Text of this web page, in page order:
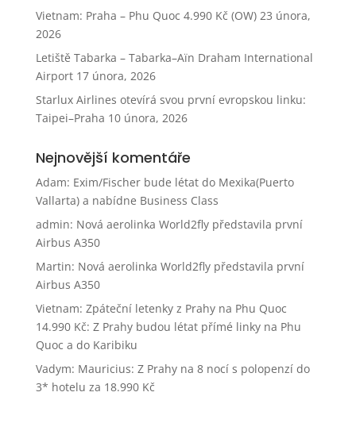
Vietnam: Praha – Phu Quoc 4.990 Kč (OW) 23 února,
2026
Letiště Tabarka – Tabarka–Aïn Draham International
Airport 17 února, 2026
Starlux Airlines otevírá svou první evropskou linku:
Taipei–Praha 10 února, 2026
Nejnovější komentáře
Adam: Exim/Fischer bude létat do Mexika(Puerto
Vallarta) a nabídne Business Class
admin: Nová aerolinka World2fly představila první
Airbus A350
Martin: Nová aerolinka World2fly představila první
Airbus A350
Vietnam: Zpáteční letenky z Prahy na Phu Quoc
14.990 Kč: Z Prahy budou létat přímé linky na Phu
Quoc a do Karibiku
Vadym: Mauricius: Z Prahy na 8 nocí s polopenzí do
3* hotelu za 18.990 Kč